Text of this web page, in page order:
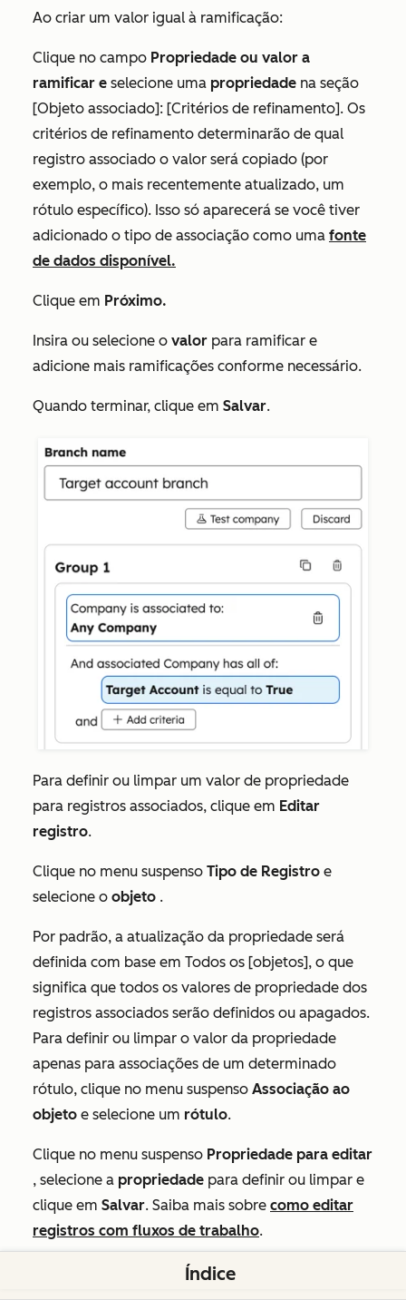
Ao criar um valor igual à ramificação:
Clique no campo Propriedade ou valor a
ramificar e selecione uma propriedade na seção
[Objeto associado]: [Critérios de refinamento]. Os
critérios de refinamento determinarão de qual
registro associado o valor será copiado (por
exemplo, o mais recentemente atualizado, um
rótulo específico). Isso só aparecerá se você tiver
adicionado o tipo de associação como uma fonte
de dados disponível.
Clique em Próximo.
Insira ou selecione o valor para ramificar e
adicione mais ramificações conforme necessário.
Quando terminar, clique em Salvar.
Para definir ou limpar um valor de propriedade
para registros associados, clique em Editar
registro.
Clique no menu suspenso Tipo de Registro e
selecione o objeto .
Por padrão, a atualização da propriedade será
definida com base em Todos os [objetos], o que
significa que todos os valores de propriedade dos
registros associados serão definidos ou apagados.
Para definir ou limpar o valor da propriedade
apenas para associações de um determinado
rótulo, clique no menu suspenso Associação ao
objeto e selecione um rótulo.
Clique no menu suspenso Propriedade para editar
, selecione a propriedade para definir ou limpar e
clique em Salvar. Saiba mais sobre como editar
registros com fluxos de trabalho.
Índice